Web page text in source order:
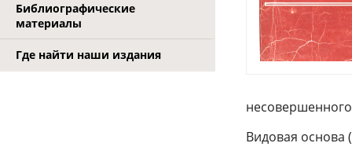
Библиографические
материалы
Где найти наши издания
Видовая основа